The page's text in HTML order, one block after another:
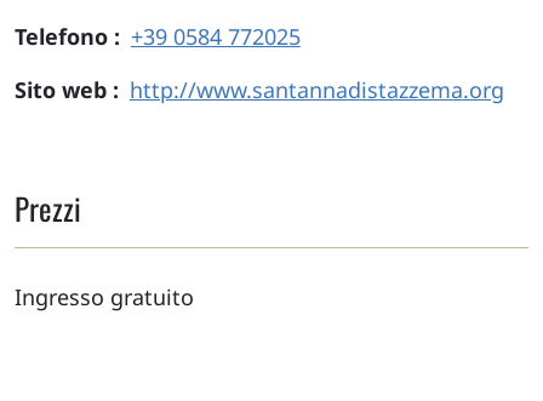
Telefono
+39 0584 772025
Sito web
http://www.santannadistazzema.org
Prezzi
Ingresso gratuito